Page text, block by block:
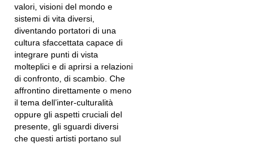
valori, visioni del mondo e
sistemi di vita diversi,
diventando portatori di una
cultura sfaccettata capace di
integrare punti di vista
molteplici e di aprirsi a relazioni
di confronto, di scambio. Che
affrontino direttamente o meno
il tema dell’inter-culturalità
oppure gli aspetti cruciali del
presente, gli sguardi diversi
che questi artisti portano sul